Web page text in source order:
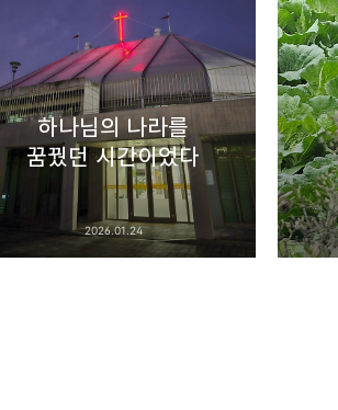
네이버 블로그
하나님의 나라를
꿈꿨던 시간이었다
2026.01.24